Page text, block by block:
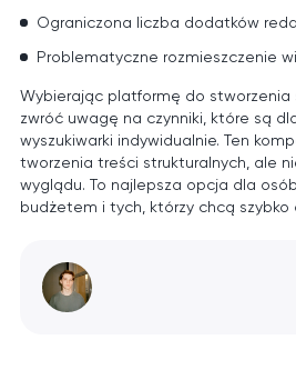
Ograniczona liczba dodatków
Problematyczne rozmieszczenie
Wybierając platformę do stworzenia
zwróć uwagę na czynniki, które są
wyszukiwarki indywidualnie. Ten
tworzenia treści strukturalnych, ale
wyglądu. To najlepsza opcja dla
budżetem i tych, którzy chcą szybko